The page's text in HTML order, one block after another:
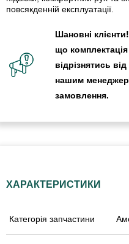
повсякденній експлуатації.
Шановні
що
відрізнятись
нашим
замовлення.
ХАРАКТЕРИСТИКИ
Категорія запчастини